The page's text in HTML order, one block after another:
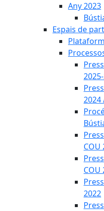
Any 2023
Espais de
2024
COU
COU
2022